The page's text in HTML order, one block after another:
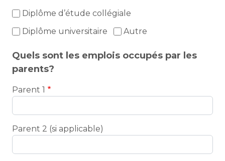
Diplôme d’étude collégiale
Diplôme universitaire
Autre
Quels sont les emplois occupés par les
parents?
Parent 1
Parent 2 (si applicable)